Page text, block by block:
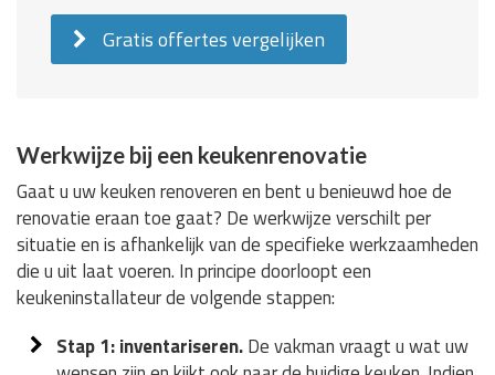
Gratis offertes vergelijken
Werkwijze bij een keukenrenovatie
Gaat u uw keuken renoveren en bent u benieuwd hoe de
renovatie eraan toe gaat? De werkwijze verschilt per
situatie en is afhankelijk van de specifieke werkzaamheden
die u uit laat voeren. In principe doorloopt een
keukeninstallateur de volgende stappen:
Stap 1: inventariseren.De vakman vraagt u wat uw